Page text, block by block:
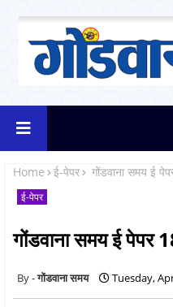
Home ई-पेपर गोंडवाना समय ई
ई-पेपर
गोंडवाना समय ई
गोंडवाना समय Tuesday,